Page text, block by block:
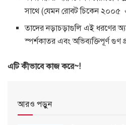
সাথে (যেমন রোবট চিকেন ২০০৫
তাদের নড়াচড়াগুলি এই ধরণের
স্পর্শকাতর এবং অভিব্যক্তিপূর্ণ গুণ
এটি কীভাবে কাজ করে~!
আরও পড়ুন